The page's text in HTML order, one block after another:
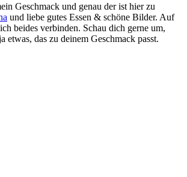
Geschmack und genau der ist hier zu
und liebe gutes Essen & schöne Bilder. Auf
beides verbinden. Schau dich gerne um,
etwas, das zu deinem Geschmack passt.